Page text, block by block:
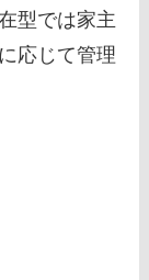
型では家主
応じて管理